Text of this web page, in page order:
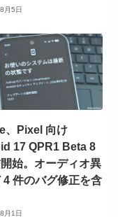
月5日
、Pixel 向け
17 QPR1 Beta 8
始。オーディオ異
4 件のバグ修正を含
月1日